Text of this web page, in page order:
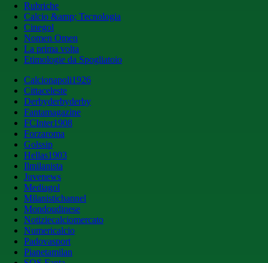
Rubriche
Calcio &amp; Tecnologia
Cinegol
Nomen Omen
La prima volta
Etimologie da Spogliatoio
Calcionapoli1926
Cittaceleste
Derbyderbyderby
Fantamagazine
FCInter1908
Forzaroma
Golssip
Hellas1903
Ilmilanista
Juvenews
Mediagol
Milanistichannel
Mondoudinese
Notiziecalciomercato
Numericalcio
Padovasport
Pianetamilan